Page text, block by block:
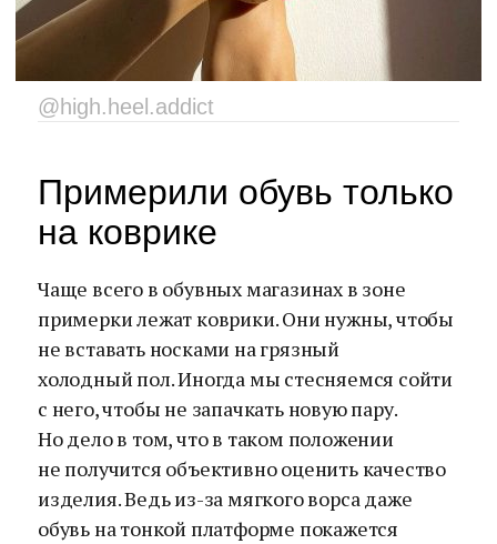
@high.heel.addict
Примерили обувь только
на коврике
Чаще всего в обувных магазинах в зоне
примерки лежат коврики. Они нужны, чтобы
не вставать носками на грязный
холодный пол. Иногда мы стесняемся сойти
с него, чтобы не запачкать новую пару.
Но дело в том, что в таком положении
не получится объективно оценить качество
изделия. Ведь из-за мягкого ворса даже
обувь на тонкой платформе покажется